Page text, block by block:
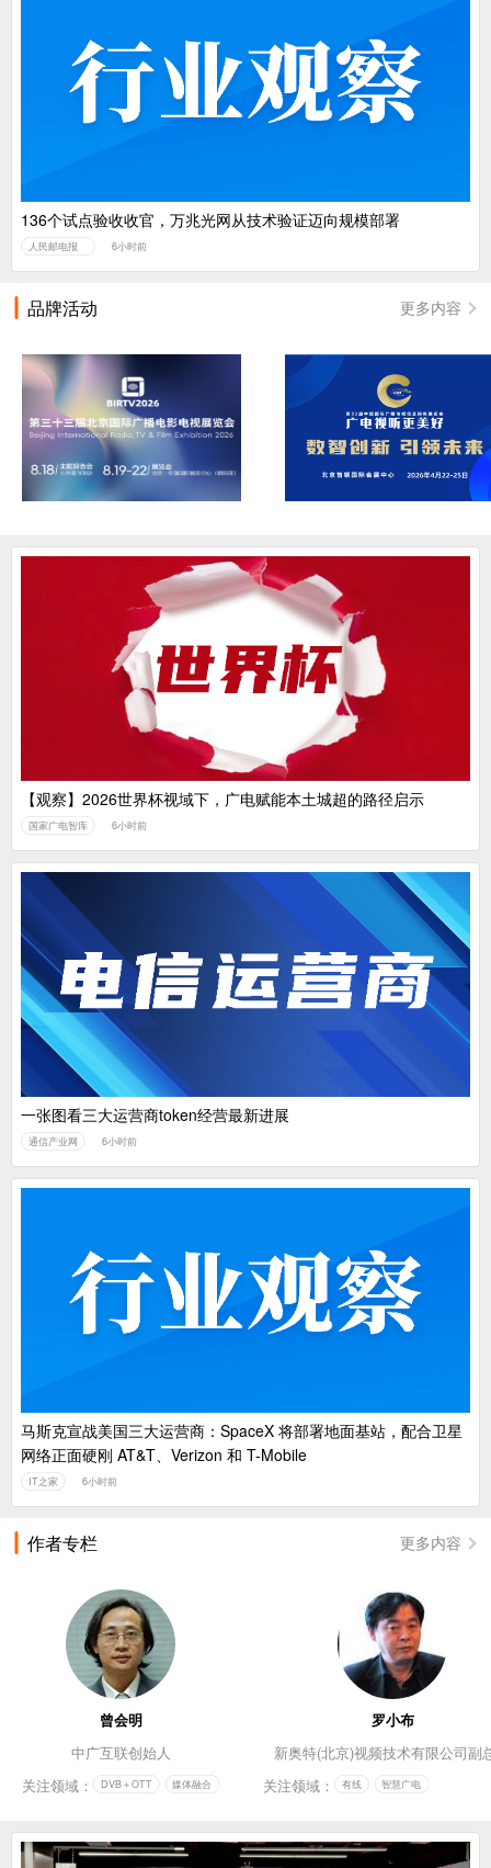
136个试点验收收官，万兆光网从技术验证迈向规模部署
人民邮电报 6小时前
品牌活动 更多内容
【观察】2026世界杯视域下，广电赋能本土城超的路径启示
国家广电智库 6小时前
一张图看三大运营商token经营最新进展
通信产业网 6小时前
马斯克宣战美国三大运营商：SpaceX 将部署地面基站，配合卫星
网络正面硬刚 AT&T、Verizon 和 T-Mobile
IT之家 6小时前
作者专栏 更多内容
曾会明
中广互联创始人
关注领域：
DVB＋OTT 媒体融合
罗小布
新奥特(北京)视频技术有限公司副
关注领域：
有线 智慧广电